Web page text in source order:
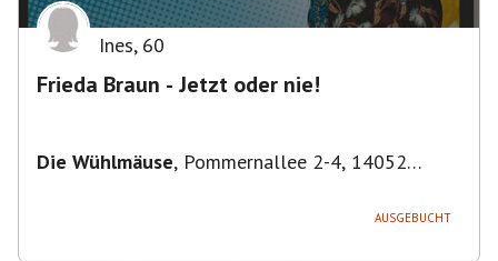
Ines, 60
Frieda Braun - Jetzt oder nie!
Die Wühlmäuse, Pommernallee 2-4, 14052
AUSGEBUCHT